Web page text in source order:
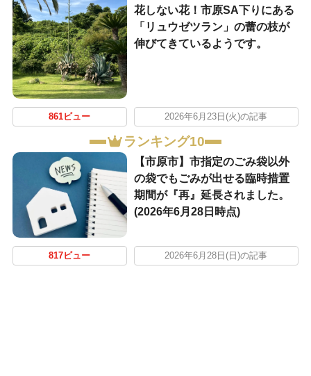
花しない花！市原SA下りにある
「リュウゼツラン」の蕾の枝が
伸びてきているようです。
861ビュー 2026年6月23日(火)の記事
ランキング10
【市原市】市指定のごみ袋以外
の袋でもごみが出せる臨時措置
期間が『再』延長されました。
(2026年6月28日時点)
817ビュー 2026年6月28日(日)の記事